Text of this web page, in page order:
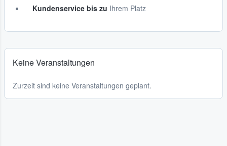
Kundenservice bis zu Ihrem Platz
Keine Veranstaltungen
Zurzeit sind keine Veranstaltungen geplant.